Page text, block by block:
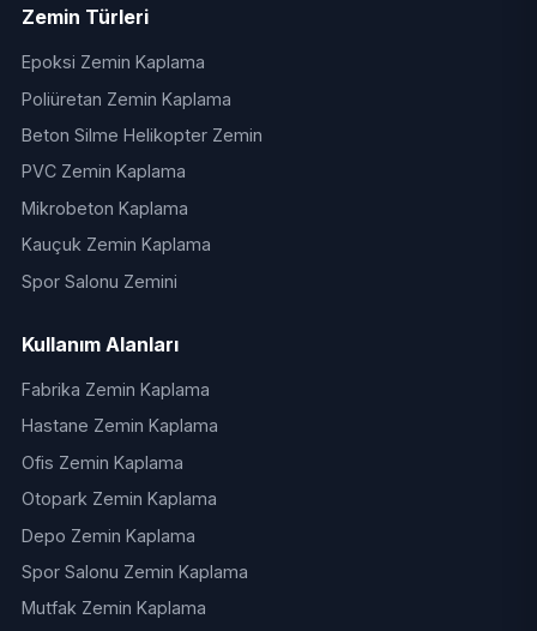
Zemin Türleri
Epoksi Zemin Kaplama
Poliüretan Zemin Kaplama
Beton Silme Helikopter Zemin
PVC Zemin Kaplama
Mikrobeton Kaplama
Kauçuk Zemin Kaplama
Spor Salonu Zemini
Kullanım Alanları
Fabrika Zemin Kaplama
Hastane Zemin Kaplama
Ofis Zemin Kaplama
Otopark Zemin Kaplama
Depo Zemin Kaplama
Spor Salonu Zemin Kaplama
Mutfak Zemin Kaplama